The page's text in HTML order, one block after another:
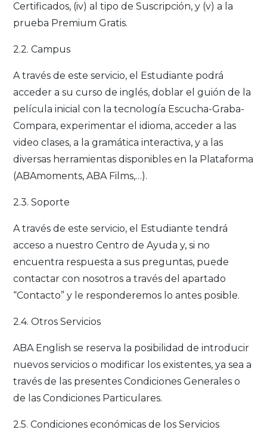
Certificados, (iv) al tipo de Suscripción, y (v) a la
prueba Premium Gratis.
2.2. Campus
A través de este servicio, el Estudiante podrá
acceder a su curso de inglés, doblar el guión de la
película inicial con la tecnología Escucha-Graba-
Compara, experimentar el idioma, acceder a las
video clases, a la gramática interactiva, y a las
diversas herramientas disponibles en la Plataforma
(ABAmoments, ABA Films,…).
2.3. Soporte
A través de este servicio, el Estudiante tendrá
acceso a nuestro Centro de Ayuda y, si no
encuentra respuesta a sus preguntas, puede
contactar con nosotros a través del apartado
“Contacto” y le responderemos lo antes posible.
2.4. Otros Servicios
ABA English se reserva la posibilidad de introducir
nuevos servicios o modificar los existentes, ya sea a
través de las presentes Condiciones Generales o
de las Condiciones Particulares.
2.5. Condiciones económicas de los Servicios